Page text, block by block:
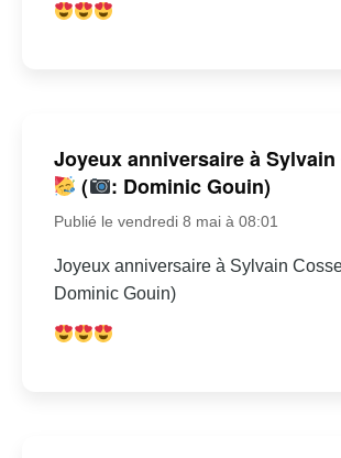
Joyeux anniversaire à
(
: Dominic Gouin)
Publié le vendredi 8 mai à 08:01
Joyeux anniversaire à Sylvain
Dominic Gouin)